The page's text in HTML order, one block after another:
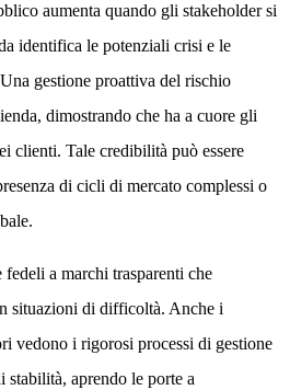
aumenta quando gli stakeholder si
identifica le potenziali crisi e le
gestione proattiva del rischio
dimostrando che ha a cuore gli
clienti. Tale credibilità può essere
di cicli di mercato complessi o
a marchi trasparenti che
situazioni di difficoltà. Anche i
vedono i rigorosi processi di gestione
stabilità, aprendo le porte a